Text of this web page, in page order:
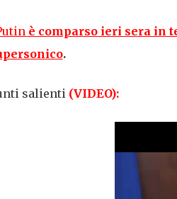
è comparso ieri sera in
.
salienti (VIDEO):